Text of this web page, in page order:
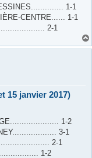
1-1
CENTRE...... 1-1
2-1
15 janvier 2017)
1-2
3-1
2-1
1-2